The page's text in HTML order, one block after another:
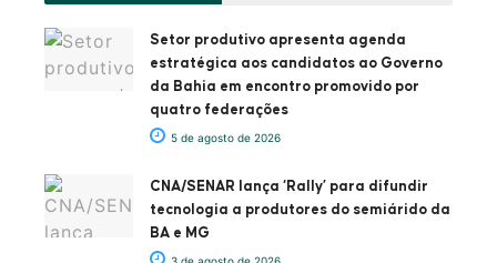
Setor produtivo apresenta agenda
estratégica aos candidatos ao Governo
da Bahia em encontro promovido por
quatro federações
5 de agosto de 2026
CNA/SENAR lança ‘Rally’ para difundir
tecnologia a produtores do semiárido da
BA e MG